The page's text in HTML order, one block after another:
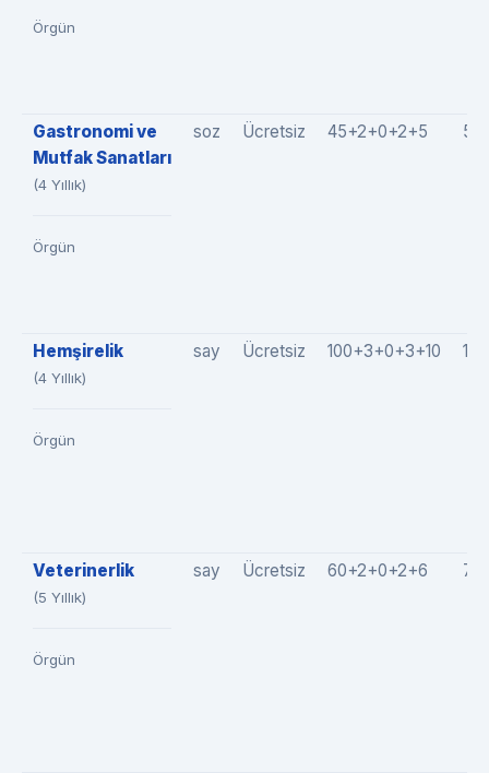
Örgün
Gastronomi ve
Mutfak Sanatları
(4 Yıllık)
Örgün
soz Ücretsiz 45+2+0+2+5
Hemşirelik
(4 Yıllık)
Örgün
say Ücretsiz 100+3+0+3+10
Veterinerlik
(5 Yıllık)
Örgün
say Ücretsiz 60+2+0+2+6